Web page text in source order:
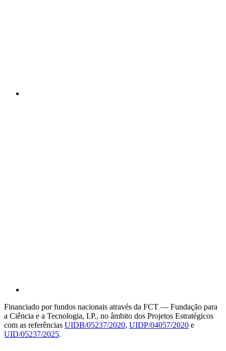
Financiado por fundos nacionais através da FCT — Fundação para
a Ciência e a Tecnologia, I.P., no âmbito dos Projetos Estratégicos
com as referências UIDB/05237/2020, UIDP/04057/2020 e
UID/05237/2025.